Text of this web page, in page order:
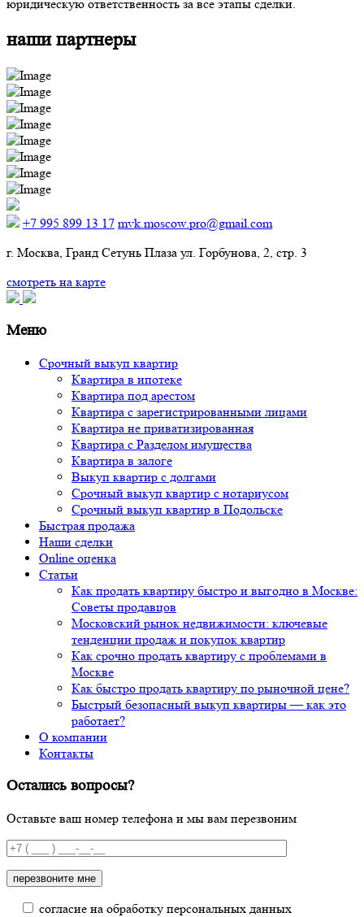
юридическую ответственность за все этапы сделки.
наши партнеры
+7 995 899 13 17 mvk.moscow.pro@gmail.com
г. Москва, Гранд Сетунь Плаза ул. Горбунова, 2, стр. 3
смотреть на карте
Меню
Срочный выкуп квартир
Квартира в ипотеке
Квартира под арестом
Квартира с зарегистрированными лицами
Квартира не приватизированная
Квартира с Разделом имущества
Квартира в залоге
Выкуп квартир с долгами
Срочный выкуп квартир с нотариусом
Срочный выкуп квартир в Подольске
Быстрая продажа
Наши сделки
Online оценка
Статьи
Как продать квартиру быстро и выгодно в Москве:
Советы продавцов
Московский рынок недвижимости: ключевые
тенденции продаж и покупок квартир
Как срочно продать квартиру с проблемами в
Москве
Как быстро продать квартиру по рыночной цене?
Быстрый безопасный выкуп квартиры — как это
работает?
О компании
Контакты
Остались вопросы?
Оставьте ваш номер телефона и мы вам перезвоним
согласие на обработку персональных данных